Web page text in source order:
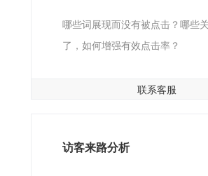
哪些词展现而没有被点击？哪些
了，如何增强有效点击率？
联系客服
访客来路分析